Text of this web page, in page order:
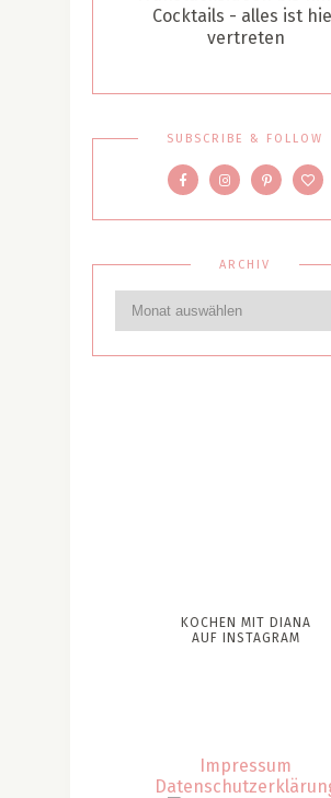
Cocktails - alles ist
vertreten
SUBSCRIBE & FOLLOW
ARCHIV
KOCHEN MIT DIANA
AUF INSTAGRAM
Impressum